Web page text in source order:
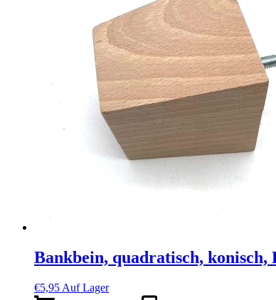
Bankbein, quadratisch, konisch,
€5,95 Auf Lager